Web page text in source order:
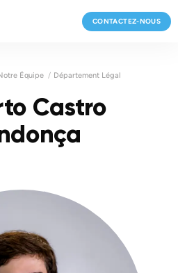
CONTACTEZ-NOUS
Équipe Département Légal
Castro